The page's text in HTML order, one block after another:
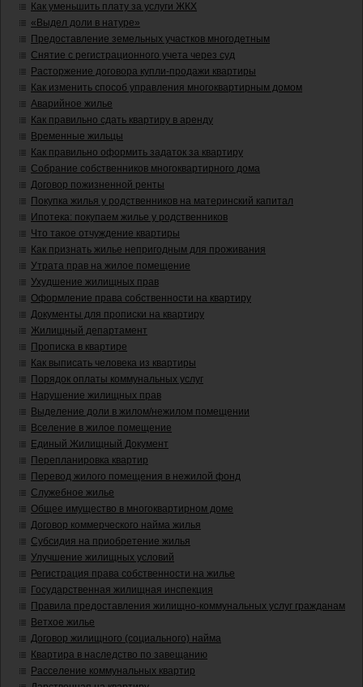
Как уменьшить плату за услуги ЖКХ
«Выдел доли в натуре»
Предоставление земельных участков многодетным
Снятие с регистрационного учета через суд
Расторжение договора купли-продажи квартиры
Как изменить способ управления многоквартирным домом
Аварийное жилье
Как правильно сдать квартиру в аренду
Временные жильцы
Как правильно оформить задаток за квартиру
Собрание собственников многоквартирного дома
Договор пожизненной ренты
Покупка жилья у родственников на материнский капитал
Ипотека: покупаем жилье у родственников
Что такое отчуждение квартиры
Как признать жилье непригодным для проживания
Утрата прав на жилое помещение
Ухудшение жилищных прав
Оформление права собственности на квартиру
Документы для прописки на квартиру
Жилищный департамент
Прописка в квартире
Как выписать человека из квартиры
Порядок оплаты коммунальных услуг
Нарушение жилищных прав
Выделение доли в жилом/нежилом помещении
Вселение в жилое помещение
Единый Жилищный Документ
Перепланировка квартир
Перевод жилого помещения в нежилой фонд
Служебное жилье
Общее имущество в многоквартирном доме
Договор коммерческого найма жилья
Субсидия на приобретение жилья
Улучшение жилищных условий
Регистрация права собственности на жилье
Государственная жилищная инспекция
Правила предоставления жилищно-коммунальных услуг гражданам
Ветхое жилье
Договор жилищного (социального) найма
Квартира в наследство по завещанию
Расселение коммунальных квартир